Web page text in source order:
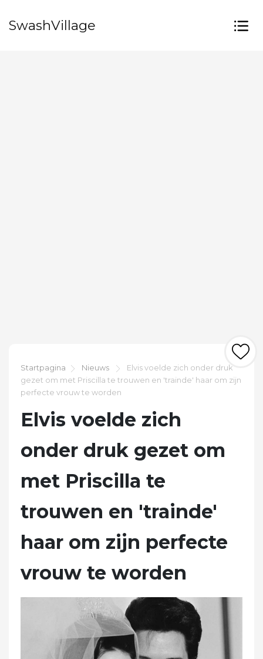
SwashVillage
Startpagina Nieuws
Elvis voelde zich onder druk
gezet om met Priscilla te trouwen en 'trainde' haar om zijn
perfecte vrouw te worden
Elvis voelde zich
onder druk gezet om
met Priscilla te
trouwen en 'trainde'
haar om zijn perfecte
vrouw te worden